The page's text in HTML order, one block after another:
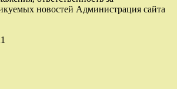
новостей Администрация сайта